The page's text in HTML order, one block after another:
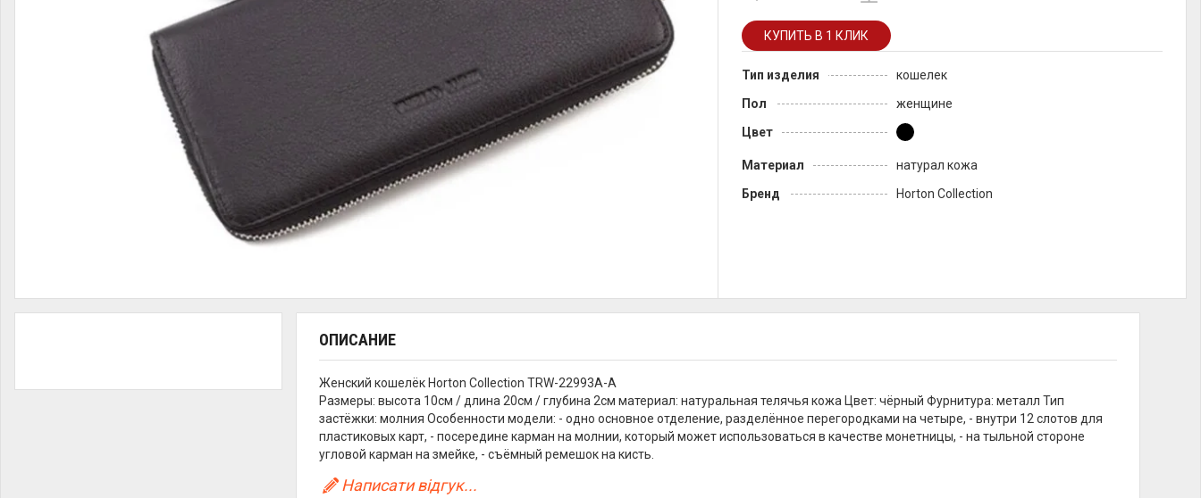
Тип изделия
кошелек
Пол
женщине
Цвет
Материал
натурал кожа
Бренд
Horton Collection
ОПИСАНИЕ
Женский кошелёк Horton Collection TRW-22993A-A
Размеры: высота 10см / длина 20см / глубина 2см материал: натуральная телячья кожа Цвет: чёрный Фурнитура: металл Тип
застёжки: молния Особенности модели: - одно основное отделение, разделённое перегородками на четыре, - внутри 12 слотов для
пластиковых карт, - посередине карман на молнии, который может использоваться в качестве монетницы, - на тыльной стороне
угловой карман на змейке, - съёмный ремешок на кисть.
Написати відгук...